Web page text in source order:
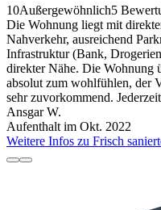
10Außergewöhnlich5
Die Wohnung liegt mit
Nahverkehr, ausreichend
Infrastruktur (Bank,
direkter Nähe. Die Wohnung
absolut zum wohlfühlen, der
sehr zuvorkommend.
Ansgar W.
Aufenthalt im Okt. 2022
Weitere Infos zu Frisch